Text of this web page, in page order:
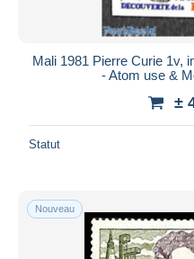
Mali 1981 Pierre Curie 1v,
- Atom use &
±
Statut
Nouveau